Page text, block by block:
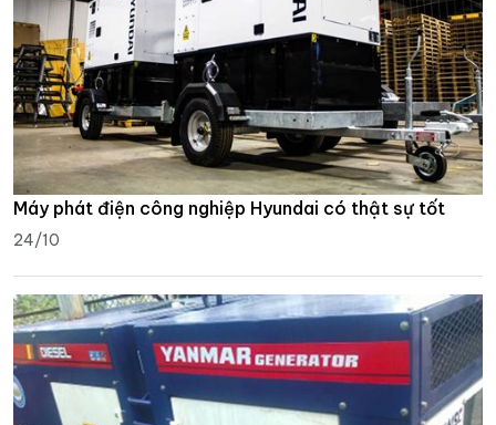
Máy phát điện công nghiệp Hyundai có thật sự tốt
24/10